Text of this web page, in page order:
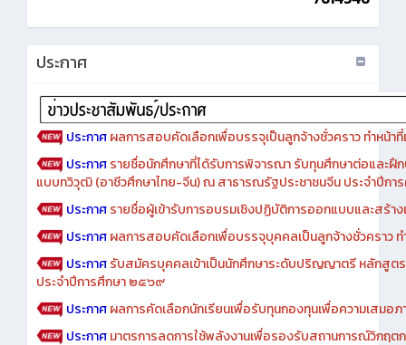
7614546
ประกาศผลการสอบคัดเลือกเพื่อบรรจุเป็นลูกจ้างชั่วคราว ทำหน้าที่
ประกาศ รายชื่อนักศึกษาที่ได้รับการพิจารณา รับทุนศึกษาต่อและฝึ
แบบทวิวุฒิ (อาชีวศึกษาไทย-จีน) ณ สาธารณรัฐประชาชนจีน ประจำปีก
ประกาศรายชื่อผู้เข้ารับการอบรมเชิงปฏิบัติการออกแบบและสร้า
ประกาศผลการสอบคัดเลือกเพื่อบรรจุบุคคลเป็นลูกจ้างชั่วคราว ท
ประกาศรับสมัครบุคคลเข้าเป็นนักศึกษาระดับปริญญาตรี หลักสูต
ประจำปีการศึกษา ๒๕๖๙
ประกาศผลการคัดเลือกนักเรียนเพื่อรับทุนกองทุนเพื่อความเสมอ